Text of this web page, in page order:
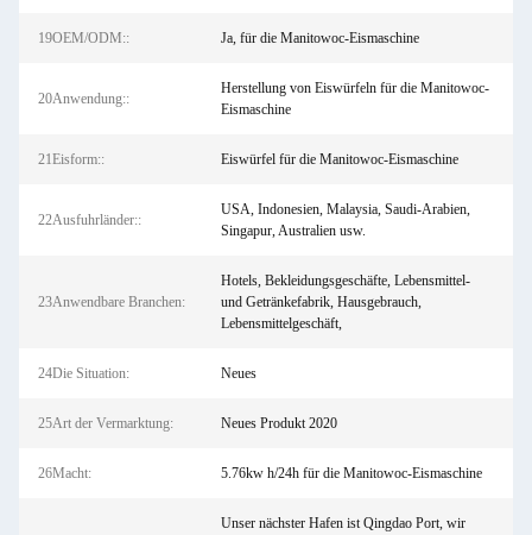
19OEM/ODM:: Ja, für die Manitowoc-Eismaschine
20Anwendung::
Herstellung von Eiswürfeln für die Manitowoc-
Eismaschine
21Eisform:: Eiswürfel für die Manitowoc-Eismaschine
22Ausfuhrländer::
USA, Indonesien, Malaysia, Saudi-Arabien,
Singapur, Australien usw.
23Anwendbare Branchen:
Hotels, Bekleidungsgeschäfte, Lebensmittel-
und Getränkefabrik, Hausgebrauch,
Lebensmittelgeschäft,
24Die Situation: Neues
25Art der Vermarktung: Neues Produkt 2020
26Macht: 5.76kw h/24h für die Manitowoc-Eismaschine
Unser nächster Hafen ist Qingdao Port, wir